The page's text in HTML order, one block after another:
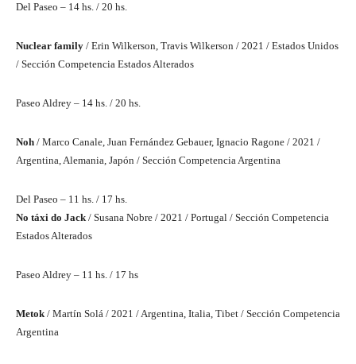
Del Paseo – 14 hs. / 20 hs.
Nuclear family / Erin Wilkerson, Travis Wilkerson / 2021 / Estados Unidos
/ Sección Competencia Estados Alterados
Paseo Aldrey – 14 hs. / 20 hs.
Noh / Marco Canale, Juan Fernández Gebauer, Ignacio Ragone / 2021 /
Argentina, Alemania, Japón / Sección Competencia Argentina
Del Paseo – 11 hs. / 17 hs.
No táxi do Jack / Susana Nobre / 2021 / Portugal / Sección Competencia
Estados Alterados
Paseo Aldrey – 11 hs. / 17 hs
Metok / Martín Solá / 2021 / Argentina, Italia, Tibet / Sección Competencia
Argentina